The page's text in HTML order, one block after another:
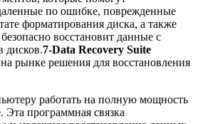
по ошибке, поврежденные
форматирования диска, а также
восстановит данные с
дисков.7-Data Recovery Suite
рынке решения для восстановления
работать на полную мощность
. Эта программная связка